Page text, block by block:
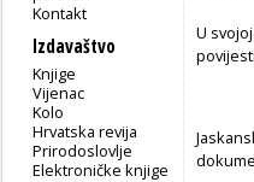
Kontakt
Izdavaštvo
Knjige
Vijenac
Kolo
Hrvatska revija
Prirodoslovlje
Elektroničke knjige
U